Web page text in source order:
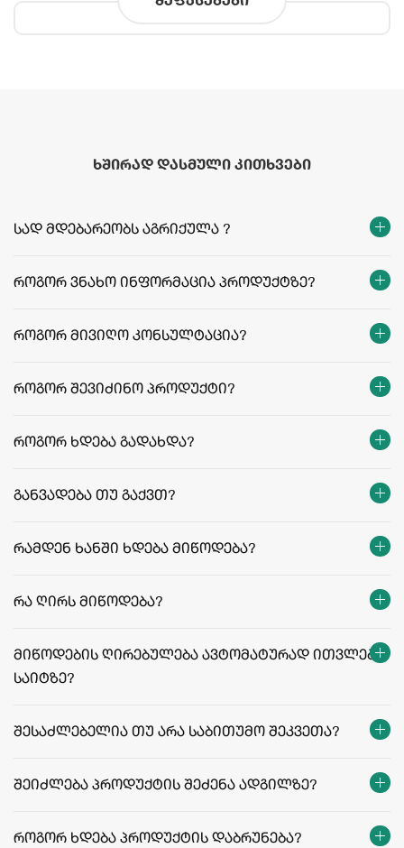
ხშირად დასმული კითხვები
სად მდებარეობს აგრიქულა ?
როგორ ვნახო ინფორმაცია პროდუქტზე?
როგორ მივიღო კონსულტაცია?
როგორ შევიძინო პროდუქტი?
როგორ ხდება გადახდა?
განვადება თუ გაქვთ?
რამდენ ხანში ხდება მიწოდება?
რეგიონები:
რა ღირს მიწოდება?
მიწოდების ღირებულება ავტომატურად ითვლება
საიტზე?
შესაძლებელია თუ არა საბითუმო შეკვეთა?
შეიძლება პროდუქტის შეძენა ადგილზე?
როგორ ხდება პროდუქტის დაბრუნება?